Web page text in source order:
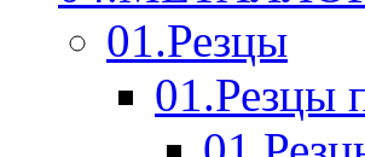
01.Резцы
01.Резцы